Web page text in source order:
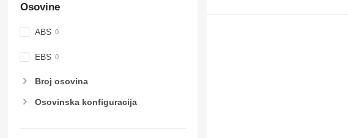
Osovine
ABS
EBS
Broj osovina
Osovinska konfiguracija